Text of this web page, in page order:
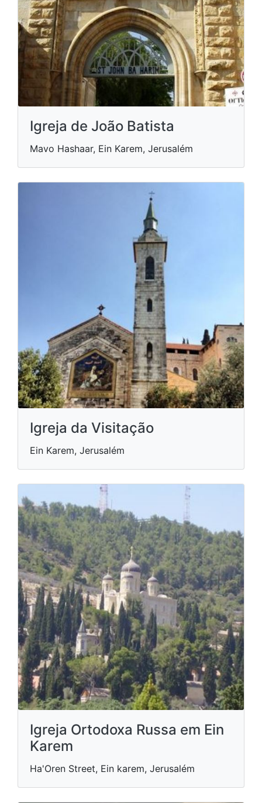
Igreja de João Batista
Mavo Hashaar, Ein Karem, Jerusalém
Igreja da Visitação
Ein Karem, Jerusalém
Igreja Ortodoxa Russa em Ein
Karem
Ha'Oren Street, Ein karem, Jerusalém